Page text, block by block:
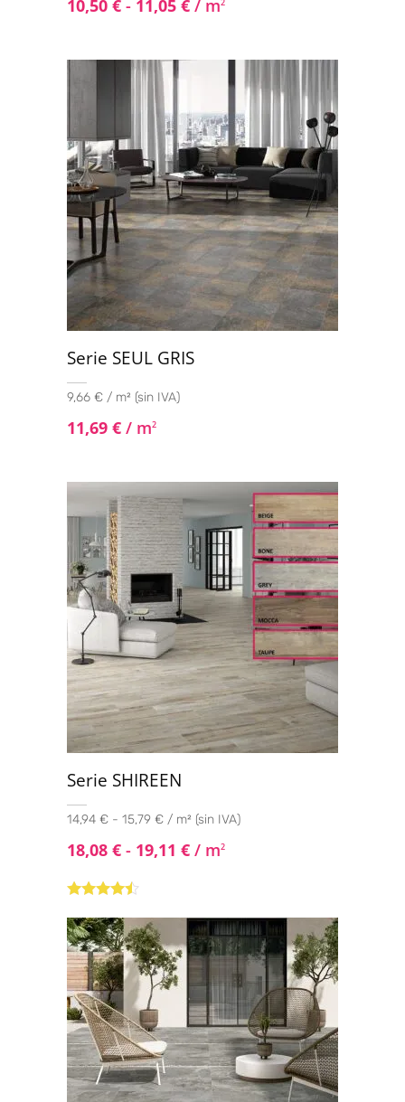
10,50 € - 11,05 € / m
Serie SEUL GRIS
9,66 € / m² (sin IVA)
11,69 € / m2
Serie SHIREEN
14,94 € - 15,79 € / m² (sin IVA)
18,08 € - 19,11 € / m2
con4.33
de 5